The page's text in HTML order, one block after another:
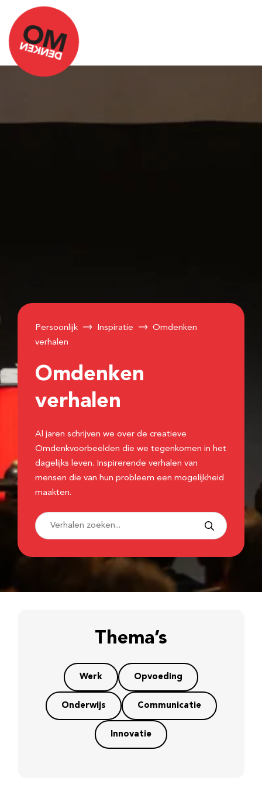
Persoonlijk Inspiratie
Omdenken
verhalen
Omdenken
verhalen
Al jaren schrijven we over de creatieve
Omdenkvoorbeelden die we tegenkomen in het
dagelijks leven. Inspirerende verhalen van
mensen die van hun probleem een mogelijkheid
maakten.
Thema’s
Werk Opvoeding
Onderwijs Communicatie
Innovatie